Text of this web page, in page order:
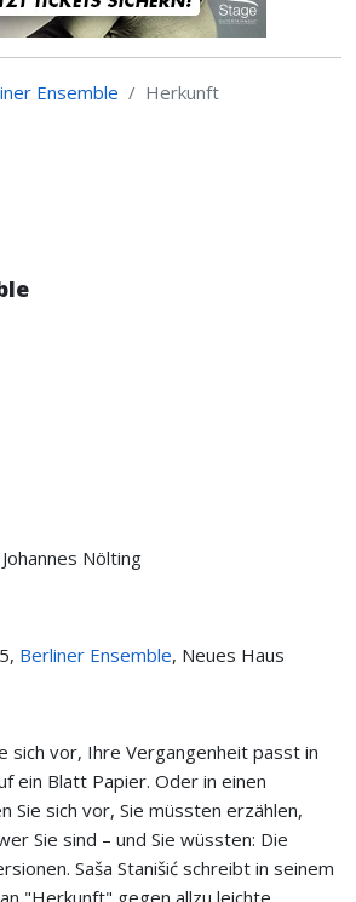
Ensemble Herkunft
Nölting
Berliner Ensemble, Neues Haus
sich vor, Ihre Vergangenheit passt in
ein Blatt Papier. Oder in einen
Sie sich vor, Sie müssten erzählen,
Sie sind – und Sie wüssten: Die
Saša Stanišić schreibt in seinem
"Herkunft" gegen allzu leichte